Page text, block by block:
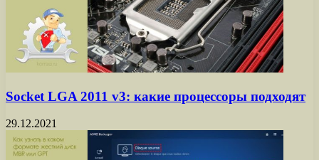
Socket LGA 2011 v3: какие процессоры подходят
29.12.2021